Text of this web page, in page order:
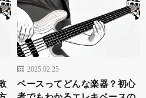
2025.02.25
ベースってどんな楽器？初心